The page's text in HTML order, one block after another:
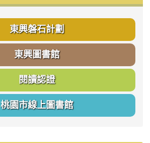
東興磐石計劃
東興圖書館
閱讀認證
桃園市線上圖書館